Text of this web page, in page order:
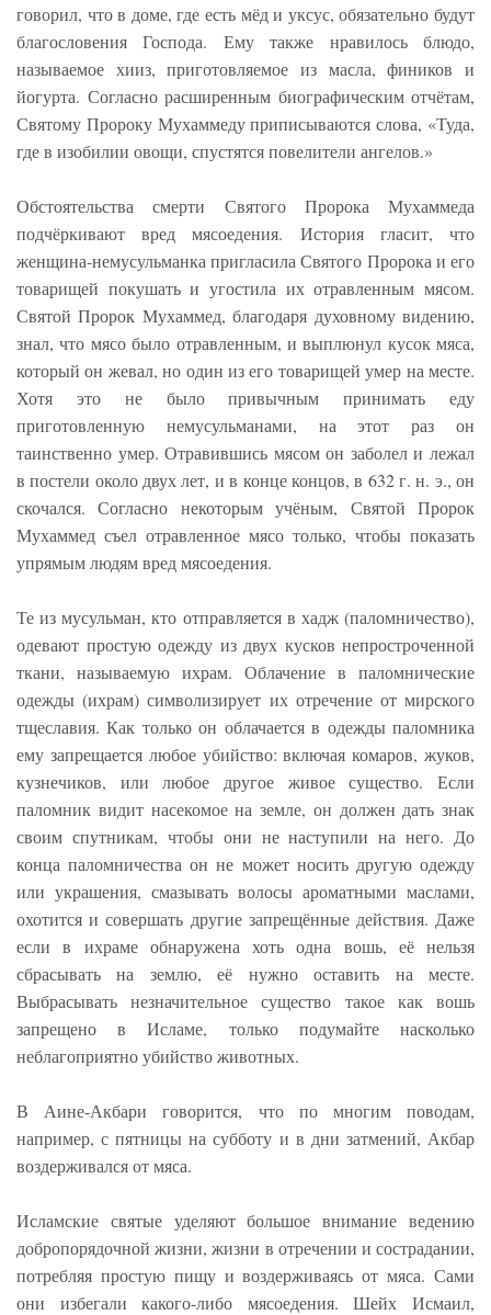
говорил, что в доме, где есть мёд и уксус, обязательно будут
благословения Господа. Ему также нравилось блюдо,
называемое хииз, приготовляемое из масла, фиников и
йогурта. Согласно расширенным биографическим отчётам,
Святому Пророку Мухаммеду приписываются слова, «Туда,
где в изобилии овощи, спустятся повелители ангелов.»
Обстоятельства смерти Святого Пророка Мухаммеда
подчёркивают вред мясоедения. История гласит, что
женщина-немусульманка пригласила Святого Пророка и его
товарищей покушать и угостила их отравленным мясом.
Святой Пророк Мухаммед, благодаря духовному видению,
знал, что мясо было отравленным, и выплюнул кусок мяса,
который он жевал, но один из его товарищей умер на месте.
Хотя это не было привычным принимать еду
приготовленную немусульманами, на этот раз он
таинственно умер. Отравившись мясом он заболел и лежал
в постели около двух лет, и в конце концов, в 632 г. н. э., он
скочался. Согласно некоторым учёным, Святой Пророк
Мухаммед съел отравленное мясо только, чтобы показать
упрямым людям вред мясоедения.
Те из мусульман, кто отправляется в хадж (паломничество),
одевают простую одежду из двух кусков непростроченной
ткани, называемую ихрам. Облачение в паломнические
одежды (ихрам) символизирует их отречение от мирского
тщеславия. Как только он облачается в одежды паломника
ему запрещается любое убийство: включая комаров, жуков,
кузнечиков, или любое другое живое существо. Если
паломник видит насекомое на земле, он должен дать знак
своим спутникам, чтобы они не наступили на него. До
конца паломничества он не может носить другую одежду
или украшения, смазывать волосы ароматными маслами,
охотится и совершать другие запрещённые действия. Даже
если в ихраме обнаружена хоть одна вошь, её нельзя
сбрасывать на землю, её нужно оставить на месте.
Выбрасывать незначительное существо такое как вошь
запрещено в Исламе, только подумайте насколько
неблагоприятно убийство животных.
В Аине-Акбари говорится, что по многим поводам,
например, с пятницы на субботу и в дни затмений, Акбар
воздерживался от мяса.
Исламские святые уделяют большое внимание ведению
добропорядочной жизни, жизни в отречении и сострадании,
потребляя простую пищу и воздерживаясь от мяса. Сами
они избегали какого-либо мясоедения. Шейх Исмаил,